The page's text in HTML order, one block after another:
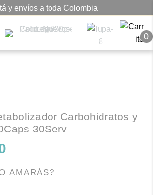
y envíos a toda Colombia
0
Carbohidratos y
30Serv
AMARÁS?